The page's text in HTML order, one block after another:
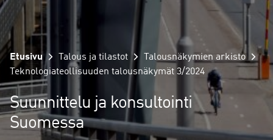
Etusivu Talous ja tilastot
Talousnäkymien arkisto
Teknologiateollisuuden talousnäkymät 3/2024
Suunnittelu ja konsultointi
Suomessa